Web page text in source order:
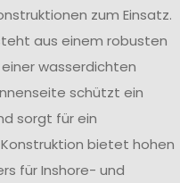
zum Einsatz.
aus einem robusten
wasserdichten
schützt ein
sorgt für ein
bietet hohen
für Inshore- und